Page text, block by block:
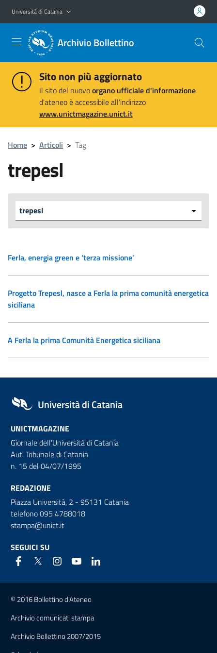
Vai al contenuto principale
Vai al menu di navigazione
Università di Catania
Archivio Bollettino
Sito non più aggiornato
Il sito del nuovoorgano ufficiale d'informazione
d'ateneo è accessibile all'indirizzo
www.unictmagazine.unict.it
Home > Articoli > Tag
trepesl
Ferla, energia green e ‘terza missione’
Progetto Trepesl, nasce a Ferla la prima comunità energetica
siciliana
A Ferla la prima Comunità Energetica siciliana
Università di Catania
UNICTMAGAZINE
Giornale dell'Università di Catania
Aut. Tribunale di Catania
n. 15 del 04/07/1995
REDAZIONE
Piazza Università, 2 - 95131 Catania
telefono 095 4788018
stampa@unict.it
SEGUICI SU
Link e informazioni utili
© 2016 Bollettino d'Ateneo
Archivio comunicati stampa
Archivio Bollettino 2007/2015